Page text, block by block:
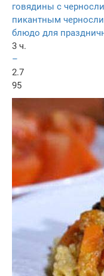
говядины с
пикантным
блюдо для
3 ч.
–
2.7
95